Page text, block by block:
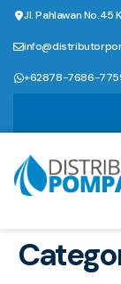
Jl. Pahlawan No.45
+62878-7686-